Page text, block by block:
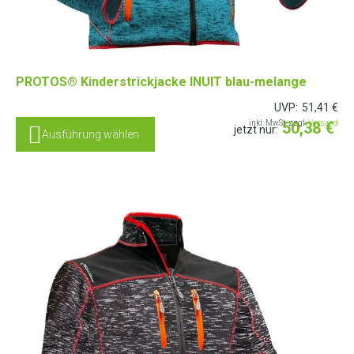
PROTOS® Kinderstrickjacke INUIT blau-melange
UVP: 51,41 €
jetzt nur: 50,38€
inkl. MwSt. zzgl.Versand
Ausführung wählen